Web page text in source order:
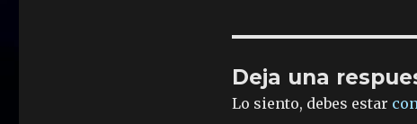
Deja una
Lo siento, debes estar